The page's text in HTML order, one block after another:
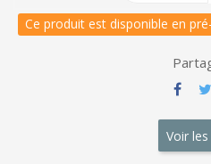
Ce produit est disponible en
Voir les